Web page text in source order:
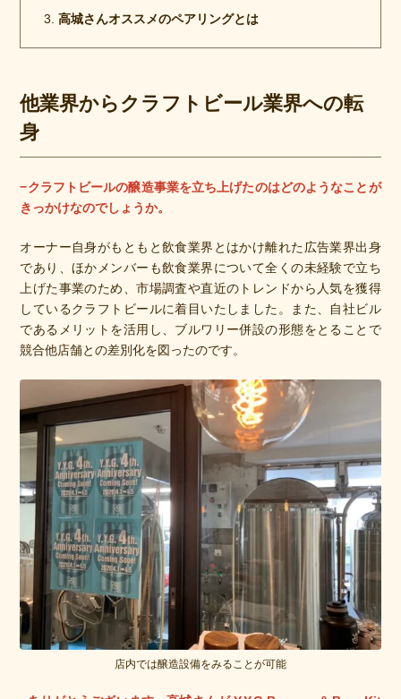
高城さんオススメのペアリングとは
他業界からクラフトビール業界への転
身
−クラフトビールの醸造事業を立ち上げたのはどのようなことが
きっかけなのでしょうか。
オーナー自身がもともと飲食業界とはかけ離れた広告業界出身
であり、ほかメンバーも飲食業界について全くの未経験で立ち
上げた事業のため、市場調査や直近のトレンドから人気を獲得
しているクラフトビールに着目いたしました。また、自社ビル
であるメリットを活用し、ブルワリー併設の形態をとることで
競合他店舗との差別化を図ったのです。
店内では醸造設備をみることが可能